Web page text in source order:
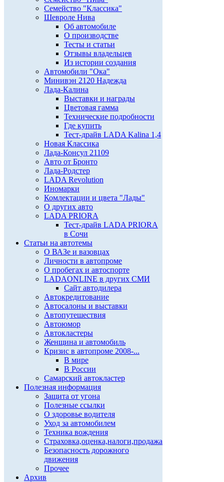
Семейство "Классика"
Шевроле Нива
Об автомобиле
О производстве
Тесты и статьи
Отзывы владельцев
Из истории создания
Автомобили "Ока"
Минивэн 2120 Надежда
Лада-Калина
Выставки и награды
Цветовая гамма
Технические подробности
Где купить
Тест-драйв LADA Kalina 1,4
Новая Классика
Лада-Консул 21109
Авто от Бронто
Лада-Родстер
LADA Revolution
Иномарки
Комлектации и цвета "Лады"
О других авто
LADA PRIORA
Тест-драйв LADA PRIORA
в Сочи
Статьи на автотемы
О ВАЗе и вазовцах
Личности в автопроме
О пробегах и автоспорте
LADAONLINE в других СМИ
Сайт автодилера
Автокредитование
Автосалоны и выставки
Автопутешествия
Автоюмор
Автокластеры
Женщина и автомобиль
Кризис в автопроме 2008-...
В мире
В России
Самарский автокластер
Полезная информация
Защита от угона
Полезные ссылки
О здоровье водителя
Уход за автомобилем
Техника вождения
Страховка,оценка,налоги,продажа
Безопасность дорожного
движения
Прочее
Архив